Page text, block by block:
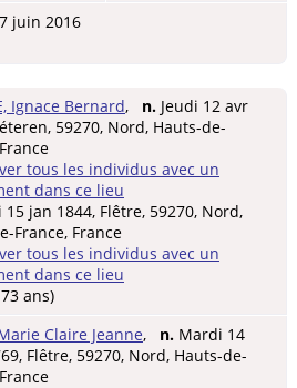
juin 2016
Ignace Bernard, n. Jeudi 12 avr
59270, Nord, Hauts-de-
15 jan 1844, Flêtre, 59270, Nord,
France, France
ans)
Claire Jeanne, n. Mardi 14
Flêtre, 59270, Nord, Hauts-de-